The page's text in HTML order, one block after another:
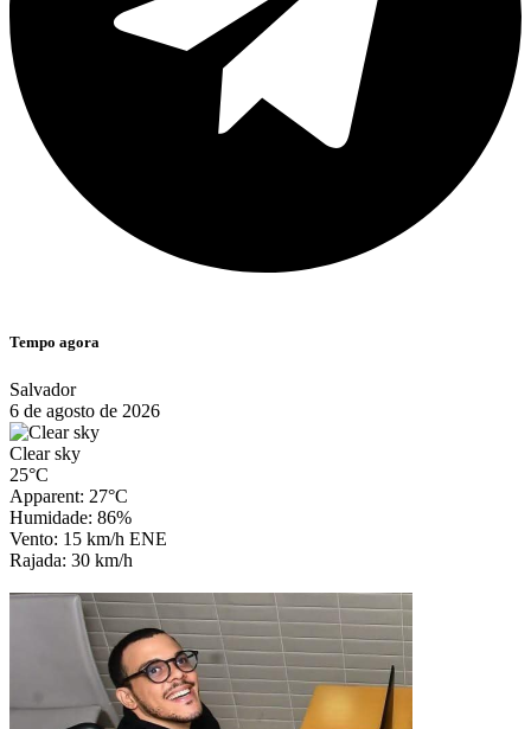
Tempo agora
Salvador
6 de agosto de 2026
Clear sky
25°C
Apparent: 27°C
Humidade: 86%
Vento: 15 km/h ENE
Rajada: 30 km/h